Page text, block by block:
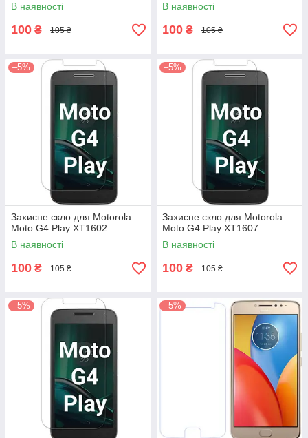
В наявності
100 ₴ 105 ₴
В наявності
100 ₴ 105 ₴
–5%
Захисне скло для Motorola
Moto G4 Play XT1602
В наявності
100 ₴ 105 ₴
–5%
Захисне скло для Motorola
Moto G4 Play XT1607
В наявності
100 ₴ 105 ₴
–5% –5%